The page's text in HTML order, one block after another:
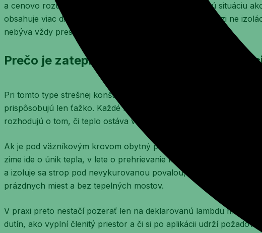
a cenovo rozumný. Z pohľadu izolácie však prináša inú situáciu
obsahuje viac diagonál, stojok a väzieb, takže uložiť medzi ne
nebýva vždy presný.
Prečo je zateplenie väzníkového krovu
Pri tomto type strešnej konštrukcie vzniká veľa detailov, kde sa
prispôsobujú len ťažko. Každé rezanie, podsúvanie a dopĺňanie
rozhodujú o tom, či teplo ostáva v dome alebo uniká do
Ak je pod väzníkovým krovom obytný priestor, rozhoduje kvalita
zime ide o únik tepla, v lete o prehrievanie miestností pod
a izoluje sa strop pod nevykurovanou povalou, stále platí to isté –
prázdnych miest a bez tepelných mostov.
V praxi preto nestačí pozerať len na deklarovanú lambdu
dutín, ako vyplní členitý priestor a či si po aplikácii udrží